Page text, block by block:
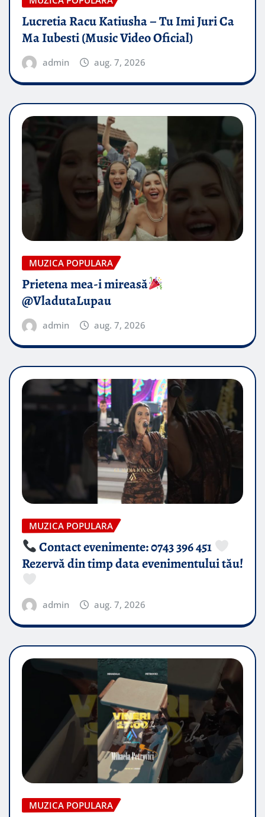
Lucretia Racu Katiusha – Tu Imi Juri Ca
Ma Iubesti (Music Video Oficial)
admin aug. 7, 2026
MUZICA POPULARA
Prietena mea-i mireasă​
@VladutaLupau
admin aug. 7, 2026
MUZICA POPULARA
Contact evenimente: 0743 396 451
Rezervă din timp data evenimentului tău!
admin aug. 7, 2026
MUZICA POPULARA